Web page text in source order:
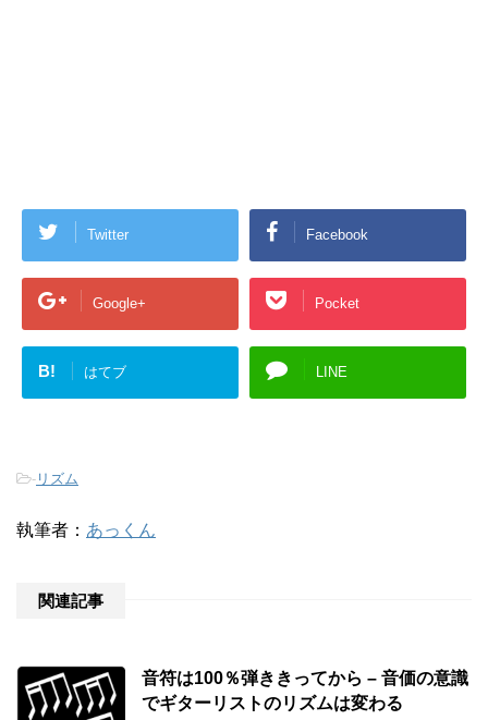
Twitter Facebook
Google+ Pocket
B! はてブ LINE
- リズム
執筆者： あっくん
関連記事
音符は100％弾ききってから – 音価の意識
でギターリストのリズムは変わる